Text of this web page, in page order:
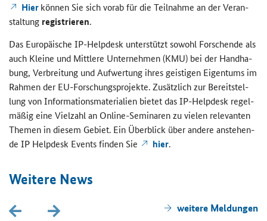
Hierkön­nen Sie sich vorab für die Teil­nah­me an der Ver­an­
stal­tung re­gis­trie­ren.
Das Eu­ro­päi­sche IP-Helpdesk un­ter­stützt so­wohl For­schen­de als
auch Klei­ne und Mitt­le­re Un­ter­neh­men (KMU) bei der Hand­ha­
bung, Ver­brei­tung und Auf­wer­tung ihres geis­ti­gen Ei­gen­tums im
Rah­men der EU-​Forschungsprojekte. Zu­sätz­lich zur Be­reit­stel­
lung von In­for­ma­ti­ons­ma­te­ria­li­en bie­tet dasIP-Helpdesk re­gel­
mä­ßig eine Viel­zahl an Online-​Seminaren zu vie­len re­le­van­ten
The­men in die­sem Ge­biet. Ein Über­blick über an­de­re an­ste­hen­
de IP Helpdesk Eventsfin­den Sie hier.
Wei­te­re News
wei­te­re Mel­dun­gen